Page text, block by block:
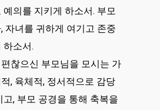
예의를 지키게 하소서. 부모
자녀를 귀하게 여기고 존중
하소서.
찮으신 부모님을 모시는 가
, 육체적, 정서적으로 감당
고, 부모 공경을 통해 축복을